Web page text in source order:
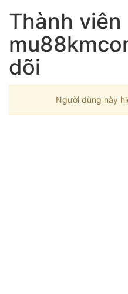
Thành viên
dõi
Người dùng này